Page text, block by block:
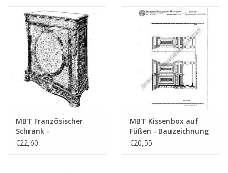
MBT Französischer
Schrank -
Bauzeichnung
€22,60
MBT Kissenbox auf
Füßen - Bauzeichnung
Maßstab 1 : N/A
€20,55